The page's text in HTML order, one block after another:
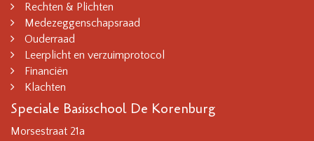
Rechten & Plichten
Medezeggenschapsraad
Ouderraad
Leerplicht en verzuimprotocol
Financiën
Klachten
Speciale Basisschool De Korenburg
Morsestraat 21a